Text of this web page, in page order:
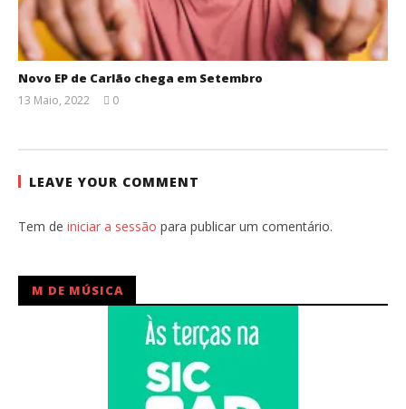
Novo EP de Carlão chega em Setembro
13 Maio, 2022
0
LEAVE YOUR COMMENT
Tem de iniciar a sessão para publicar um comentário.
M DE MÚSICA